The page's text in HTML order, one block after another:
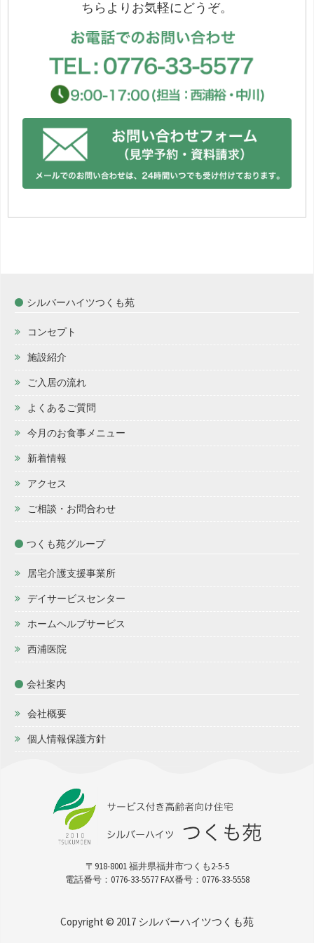
ちらよりお気軽にどうぞ。
シルバーハイツつくも苑
コンセプト
施設紹介
ご入居の流れ
よくあるご質問
今月のお食事メニュー
新着情報
アクセス
ご相談・お問合わせ
つくも苑グループ
居宅介護支援事業所
デイサービスセンター
ホームヘルプサービス
西浦医院
会社案内
会社概要
個人情報保護方針
〒918-8001 福井県福井市つくも2-5-5
電話番号：0776-33-5577 FAX番号：0776-33-5558
Copyright © 2017 シルバーハイツつくも苑